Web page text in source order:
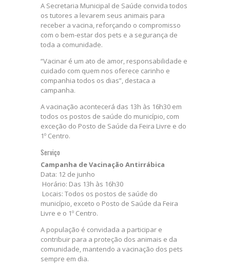
A Secretaria Municipal de Saúde convida todos
os tutores a levarem seus animais para
receber a vacina, reforçando o compromisso
com o bem-estar dos pets e a segurança de
toda a comunidade.
“Vacinar é um ato de amor, responsabilidade e
cuidado com quem nos oferece carinho e
companhia todos os dias”, destaca a
campanha.
A vacinação acontecerá das 13h às 16h30 em
todos os postos de saúde do município, com
exceção do Posto de Saúde da Feira Livre e do
1º Centro.
Serviço
Campanha de Vacinação Antirrábica
Data: 12 de junho
Horário: Das 13h às 16h30
Locais: Todos os postos de saúde do
município, exceto o Posto de Saúde da Feira
Livre e o 1º Centro.
A população é convidada a participar e
contribuir para a proteção dos animais e da
comunidade, mantendo a vacinação dos pets
sempre em dia.